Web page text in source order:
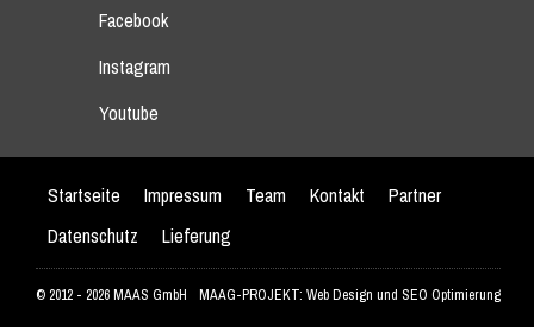
Facebook
Instagram
Youtube
Startseite Impressum Team Kontakt
Partner
Datenschutz
Lieferung
© 2012 - 2026 MAAS GmbH MAAG-PROJEKT: Web Design und SEO Optimierung